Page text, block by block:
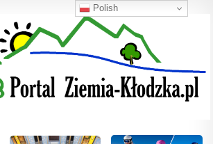
Polish